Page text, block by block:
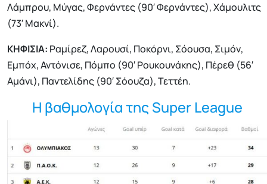
Λάμπρου, Μύγας, Φερνάντες (90′ Φερνάντες), Χάμουλιτς
(73′ Μακνί).
ΚΗΦΙΣΙΑ: Ραμίρεζ, Λαρουσί, Ποκόρνι, Σόουσα, Σιμόν,
Εμπόχ, Αντόνισε, Πόμπο (90′ Ρουκουνάκης), Πέρεθ (56′
Αμάνι), Παντελίδης (90′ Σόουζα), Τεττέη.
Η βαθμολογία της Super League